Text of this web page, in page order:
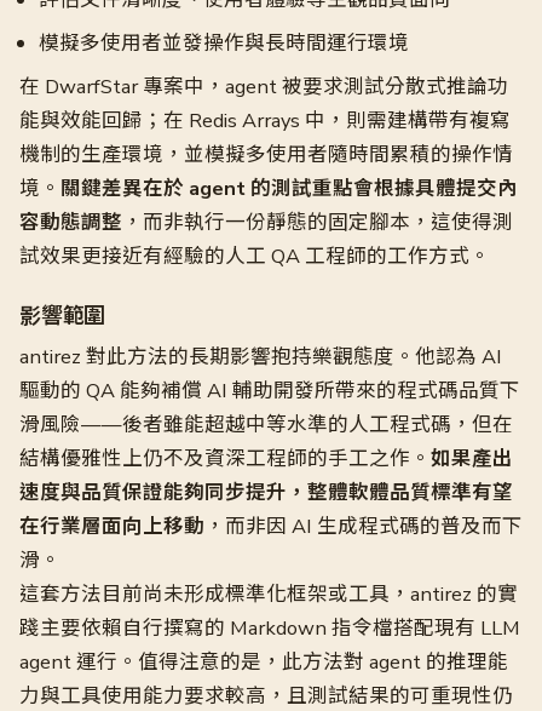
模擬多使用者並發操作與長時間運行環境
在 DwarfStar 專案中，agent 被要求測試分散式推論功
能與效能回歸；在 Redis Arrays 中，則需建構帶有複寫
機制的生產環境，並模擬多使用者隨時間累積的操作情
境。 關鍵差異在於 agent 的測試重點會根據具體提交內
容動態調整 ，而非執行一份靜態的固定腳本，這使得測
試效果更接近有經驗的人工 QA 工程師的工作方式。
影響範圍
antirez 對此方法的長期影響抱持樂觀態度。他認為 AI
驅動的 QA 能夠補償 AI 輔助開發所帶來的程式碼品質下
滑風險——後者雖能超越中等水準的人工程式碼，但在
結構優雅性上仍不及資深工程師的手工之作。 如果產出
速度與品質保證能夠同步提升，整體軟體品質標準有望
在行業層面向上移動 ，而非因 AI 生成程式碼的普及而下
滑。
這套方法目前尚未形成標準化框架或工具，antirez 的實
踐主要依賴自行撰寫的 Markdown 指令檔搭配現有 LLM
agent 運行。值得注意的是，此方法對 agent 的推理能
力與工具使用能力要求較高，且測試結果的可重現性仍